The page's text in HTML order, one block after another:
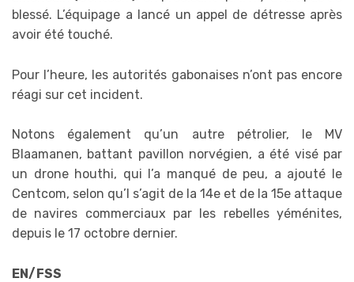
blessé. L’équipage a lancé un appel de détresse après
avoir été touché.
Pour l’heure, les autorités gabonaises n’ont pas encore
réagi sur cet incident.
Notons également qu’un autre pétrolier, le MV
Blaamanen, battant pavillon norvégien, a été visé par
un drone houthi, qui l’a manqué de peu, a ajouté le
Centcom, selon qu’l s’agit de la 14e et de la 15e attaque
de navires commerciaux par les rebelles yéménites,
depuis le 17 octobre dernier.
EN/FSS